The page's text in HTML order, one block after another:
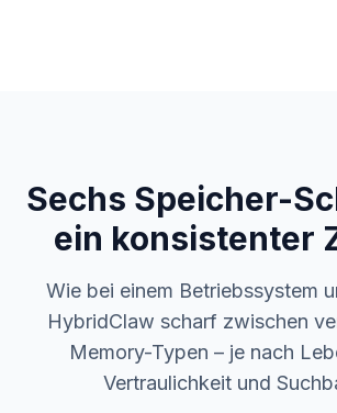
Sechs Speicher-
ein konsistenter
Wie bei einem Betriebssystem
HybridClaw scharf zwischen
Memory-Typen – je nach
Vertraulichkeit und